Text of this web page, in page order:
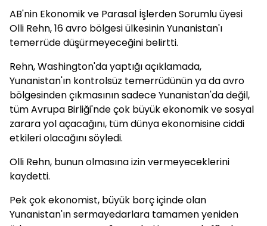
AB'nin Ekonomik ve Parasal İşlerden Sorumlu üyesi
Olli Rehn, 16 avro bölgesi ülkesinin Yunanistan'ı
temerrüde düşürmeyeceğini belirtti.
Rehn, Washington'da yaptığı açıklamada,
Yunanistan'ın kontrolsüz temerrüdünün ya da avro
bölgesinden çıkmasının sadece Yunanistan'da değil,
tüm Avrupa Birliği'nde çok büyük ekonomik ve sosyal
zarara yol açacağını, tüm dünya ekonomisine ciddi
etkileri olacağını söyledi.
Olli Rehn, bunun olmasına izin vermeyeceklerini
kaydetti.
Pek çok ekonomist, büyük borç içinde olan
Yunanistan'ın sermayedarlara tamamen yeniden